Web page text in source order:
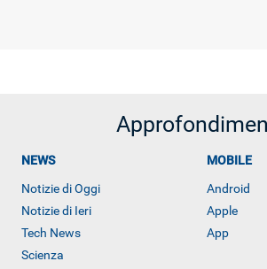
NEWS
Notizie di Oggi
Notizie di Ieri
Tech News
Scienza
MOBILE
Android
Apple
App